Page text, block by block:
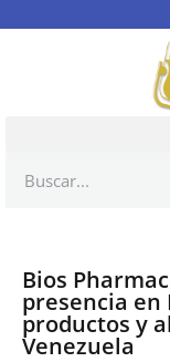
Bios
presencia en
productos y
Venezuela